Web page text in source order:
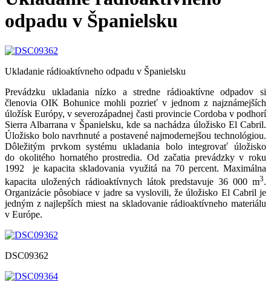
odpadu v Španielsku
Ukladanie rádioaktívneho odpadu v Španielsku
Prevádzku ukladania nízko a stredne rádioaktívne odpadov si
členovia OIK Bohunice mohli pozrieť v jednom z najznámejších
úložísk Európy, v severozápadnej časti provincie Cordoba v podhorí
Sierra Albarrana v Španielsku, kde sa nachádza úložisko El Cabril.
Úložisko bolo navrhnuté a postavené najmodernejšou technológiou.
Dôležitým prvkom systému ukladania bolo integrovať úložisko
do okolitého hornatého prostredia. Od začatia prevádzky v roku
1992 je kapacita skladovania využitá na 70 percent. Maximálna
kapacita uložených rádioaktívnych látok predstavuje 36 000 m3.
Organizácie pôsobiace v jadre sa vyslovili, že úložisko El Cabril je
jedným z najlepších miest na skladovanie rádioaktívneho materiálu
v Európe.
DSC09362